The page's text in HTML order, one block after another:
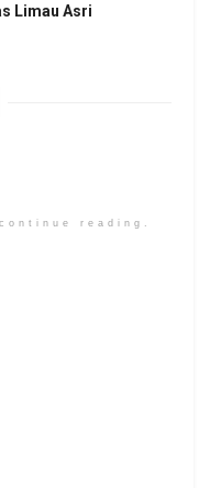
Limau Asri
reading.